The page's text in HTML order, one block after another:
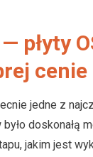
płyty
cenie
jedne z
doskonałą
jakim jest